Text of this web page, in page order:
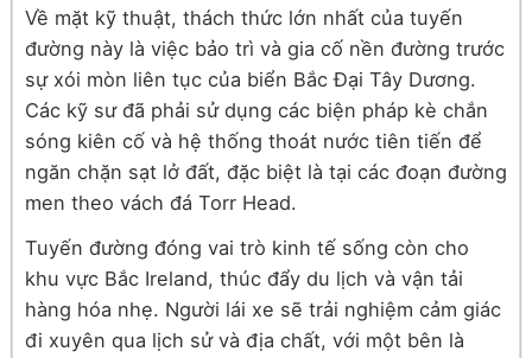
Về mặt kỹ thuật, thách thức lớn nhất của tuyến
đường này là việc bảo trì và gia cố nền đường trước
sự xói mòn liên tục của biển Bắc Đại Tây Dương.
Các kỹ sư đã phải sử dụng các biện pháp kè chắn
sóng kiên cố và hệ thống thoát nước tiên tiến để
ngăn chặn sạt lở đất, đặc biệt là tại các đoạn đường
men theo vách đá Torr Head.
Tuyến đường đóng vai trò kinh tế sống còn cho
khu vực Bắc Ireland, thúc đẩy du lịch và vận tải
hàng hóa nhẹ. Người lái xe sẽ trải nghiệm cảm giác
đi xuyên qua lịch sử và địa chất, với một bên là